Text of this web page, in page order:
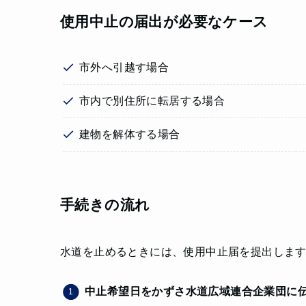
使用中止の届出が必要なケース
市外へ引越す場合
市内で別住所に転居する場合
建物を解体する場合
手続きの流れ
水道を止めるときには、使用中止届を提出します
中止希望日をかずさ水道広域連合企業団 に